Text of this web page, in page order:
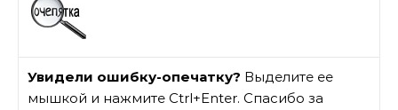
Увидели ошибку-опечатку? Выделите ее
мышкой и нажмите Ctrl+Enter. Спасибо за